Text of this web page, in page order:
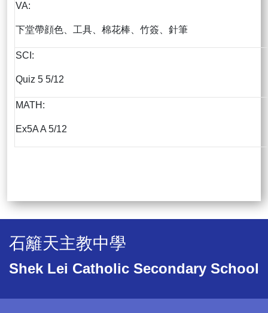
VA:
下堂帶顔色、工具、棉花棒、竹簽、針筆
SCI:
Quiz 5 5/12
MATH:
Ex5A A 5/12
石籬天主教中學
Shek Lei Catholic Secondary School